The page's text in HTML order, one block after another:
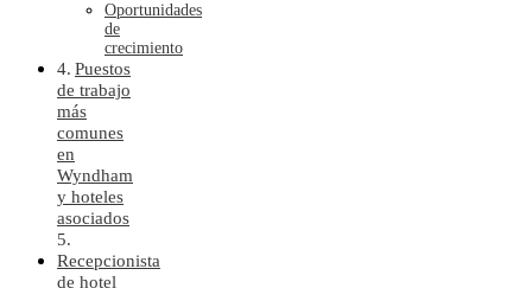
Oportunidades
de
crecimiento
Puestos
de trabajo
más
comunes
en
Wyndham
y hoteles
asociados
Recepcionista
de hotel